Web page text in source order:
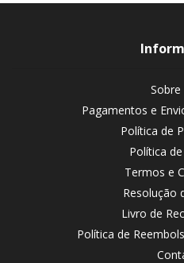
Sobre
Pagamentos e
Política de
Política
Termos e
Resolução
Livro de
Política de